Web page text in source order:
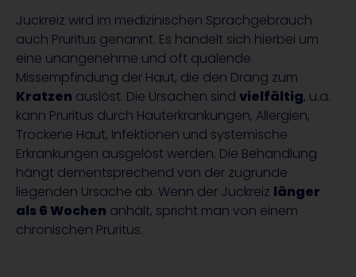
Juckreiz wird im medizinischen Sprachgebrauch
auch Pruritus genannt. Es handelt sich hierbei um
eine unangenehme und oft quälende
Missempfindung der Haut, die den Drang zum
Kratzen auslöst. Die Ursachen sind vielfältig, u.a.
kann Pruritus durch Hauterkrankungen, Allergien,
Trockene Haut, Infektionen und systemische
Erkrankungen ausgelöst werden. Die Behandlung
hängt dementsprechend von der zugrunde
liegenden Ursache ab. Wenn der Juckreiz länger
als 6 Wochen anhält, spricht man von einem
chronischen Pruritus.